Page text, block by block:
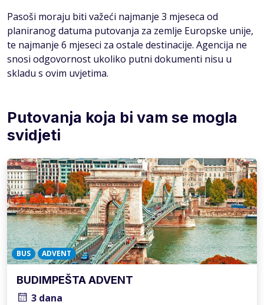
Pasoši moraju biti važeći najmanje 3 mjeseca od
planiranog datuma putovanja za zemlje Europske unije,
te najmanje 6 mjeseci za ostale destinacije. Agencija ne
snosi odgovornost ukoliko putni dokumenti nisu u
skladu s ovim uvjetima.
Putovanja koja bi vam se mogla
svidjeti
BUS ADVENT
BUDIMPEŠTA ADVENT
3 dana